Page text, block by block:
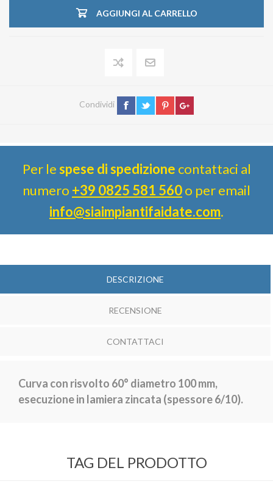
AGGIUNGI AL CARRELLO
Condividi
Per lespese di spedizione contattaci al
numero +39 0825 581 560o per email
info@siaimpiantifaidate.com.
DESCRIZIONE
RECENSIONE
CONTATTACI
Curva con risvolto 60° diametro 100 mm,
esecuzione in lamiera zincata (spessore 6/10).
TAG DEL PRODOTTO